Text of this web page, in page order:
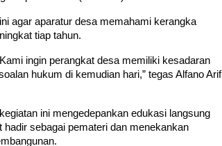
agar aparatur desa memahami kerangka
tiap tahun.
ingin perangkat desa memiliki kesadaran
hukum di kemudian hari,” tegas Alfano Arif
ini mengedepankan edukasi langsung
sebagai pemateri dan menekankan